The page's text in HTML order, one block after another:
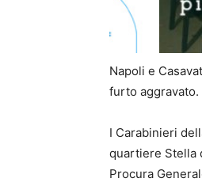
Napoli e
furto aggravato.
I Carabinieri
quartiere Stella
Procura